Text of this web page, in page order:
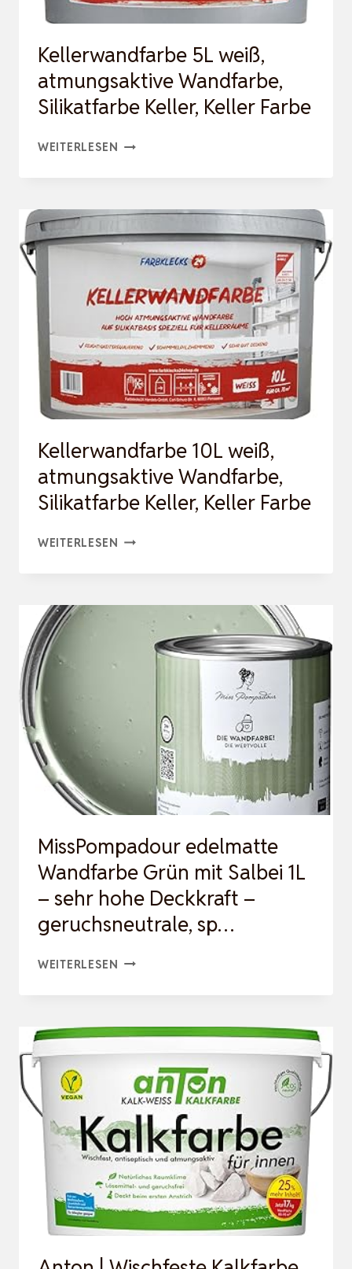
FA
ND &
DE
CKEN –
…
Kellerwandfarbe 5L weiß,
atmungsaktive Wandfarbe,
Silikatfarbe Keller, Keller Farbe
WEITERLESEN KELLERWANDFARBE
TMUNGSAKTIVE W
ANDFARBE, S
ILIKATFARBE K
ELLER, K
ELLER F
ARBE
Kellerwandfarbe 10L weiß,
atmungsaktive Wandfarbe,
Silikatfarbe Keller, Keller Farbe
WEITERLESEN KELLERWANDFARBE
TMUNGSAKTIVE W
ANDFARBE, S
ILIKATFARBE K
MissPompadour edelmatte
Wandfarbe Grün mit Salbei 1L
– sehr hohe Deckkraft –
geruchsneutrale, sp…
WEITERLESEN MISSPOMPADOUR
GRÜN
MIT
SALBEI
1L
–
SEHR
HOHE
DECKKRAFT